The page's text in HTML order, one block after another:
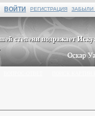
ВОЙТИ РЕГИСТРАЦИЯ ЗАБЫЛИ